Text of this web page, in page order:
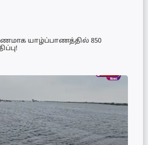
யாழ்ப்பாணத்தில் 850